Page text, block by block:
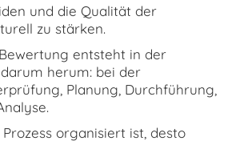
und die Qualität der
zu stärken.
entsteht in der
herum: bei der
Planung, Durchführung,
organisiert ist, desto